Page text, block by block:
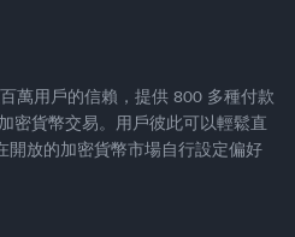
萬用戶的信賴，提供 800 多種付款
密貨幣交易。用戶彼此可以輕鬆直
開放的加密貨幣市場自行設定偏好